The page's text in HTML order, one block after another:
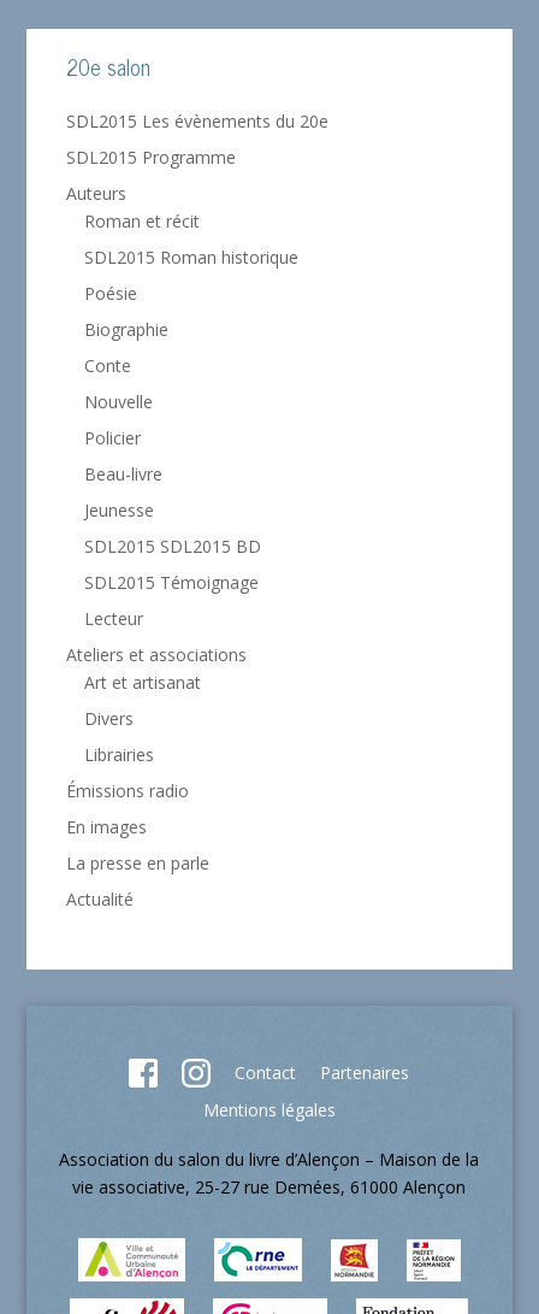
20e salon
SDL2015 Les évènements du 20e
SDL2015 Programme
Auteurs
Roman et récit
SDL2015 Roman historique
Poésie
Biographie
Conte
Nouvelle
Policier
Beau-livre
Jeunesse
SDL2015 SDL2015 BD
SDL2015 Témoignage
Lecteur
Ateliers et associations
Art et artisanat
Divers
Librairies
Émissions radio
En images
La presse en parle
Actualité
Contact
Partenaires
Mentions légales
Association du salon du livre d’Alençon – Maison de la
vie associative, 25-27 rue Demées, 61000 Alençon